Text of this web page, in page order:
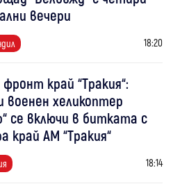
вечери
18:20
край “Тракия“:
военен хеликоптер
се включи в битката с
край АМ “Тракия“
18:14